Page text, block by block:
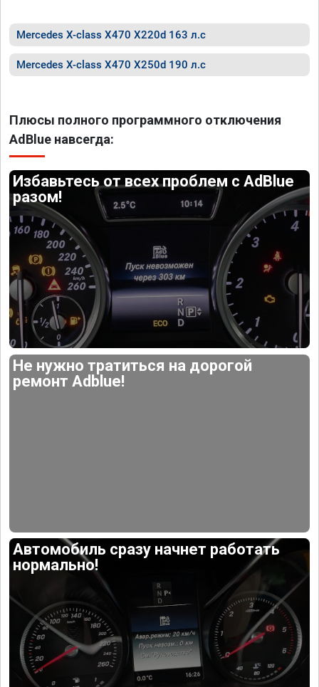
Mercedes X-class X470 X220d 163 л.с
Mercedes X-class X470 X250d 190 л.с
Плюсы полного программного отключения
AdBlue навсегда:
Избавьтесь от всех проблем с AdBlue
разом!
Не нужно тратиться на дорогой
ремонт Adblue!
Автомобиль сразу начнет работать
нормально!